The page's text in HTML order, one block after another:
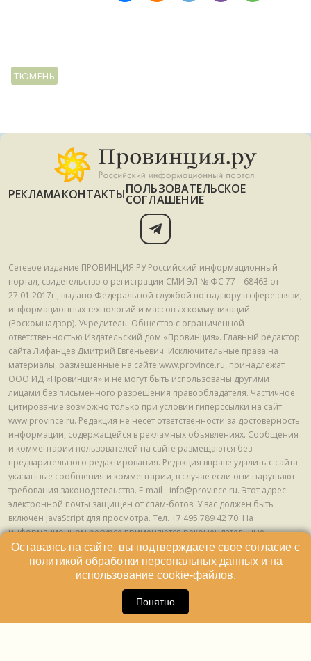
ТЮМЕНЬ
РЕКЛАМАКОНТАКТЫПОЛЬЗОВАТЕЛЬСКОЕ
СОГЛАШЕНИЕ
Сетевое издание ПРОВИНЦИЯ.РУ Российский информационный
портал, свидетельство о регистрации СМИ ЭЛ № ФС 77 – 68463 от
27.01.2017г., выдано Федеральной службой по надзору в сфере связи,
информационных технологий и массовых коммуникаций
(Роскомнадзор). Учредитель: Общество с ограниченной
ответственностью Издательский дом «Провинция». Главный редактор
сайта Лифанцев Дмитрий Евгеньевич. Исключительные права на
материалы, размещенные на сайте www.province.ru, принадлежат
ООО ИД «Провинция» и не могут быть использованы другими
лицами без письменного разрешения правообладателя. Частичное
цитирование возможно только при условии гиперссылки на сайт
www.province.ru. Редакция не несет ответственности за достоверность
информации, содержащейся в рекламных объявлениях. Сообщения
и комментарии пользователей на сайте размещаются без
предварительного редактирования. Редакция вправе удалить с сайта
указанные сообщения и комментарии, в случае если они нарушают
требования законодательства. E-mail - info@province.ru. Этот адрес
электронной почты защищен от спам-ботов. У вас должен быть
включен JavaScript для просмотра. Tел. +7 495 789 42 70. На
информационном ресурсе применяются рекомендательные
технологии (информационные технологии предоставления
информации на основе сбора, систематизации и анализа сведений,
относящихся к предпочтениям пользователей сети "Интернет",
находящихся на территории Российской Федерации) © ООО ИД
Оставаясь на сайте, вы подтверждаете свое согласие с
политикой обработки персональных данныхи на
использование cookie-файлов.
Понятно